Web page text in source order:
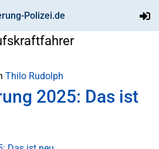
Polizei.de
Thilo Rudolph
2025: Das ist